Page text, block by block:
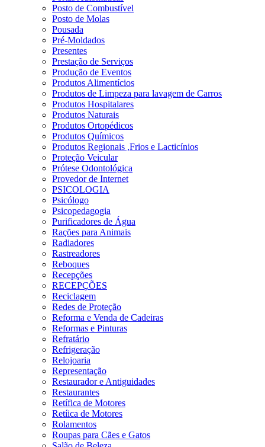
Posto de Combustível
Posto de Molas
Pousada
Pré-Moldados
Presentes
Prestação de Serviços
Produção de Eventos
Produtos Alimentícios
Produtos de Limpeza para lavagem de Carros
Produtos Hospitalares
Produtos Naturais
Produtos Ortopédicos
Produtos Químicos
Produtos Regionais ,Frios e Lacticínios
Proteção Veicular
Prótese Odontológica
Provedor de Internet
PSICOLOGIA
Psicólogo
Psicopedagogia
Purificadores de Água
Rações para Animais
Radiadores
Rastreadores
Reboques
Recepções
RECEPÇÕES
Reciclagem
Redes de Proteção
Reforma e Venda de Cadeiras
Reformas e Pinturas
Refratário
Refrigeração
Relojoaria
Representação
Restaurador e Antiguidades
Restaurantes
Retífica de Motores
Retíica de Motores
Rolamentos
Roupas para Cães e Gatos